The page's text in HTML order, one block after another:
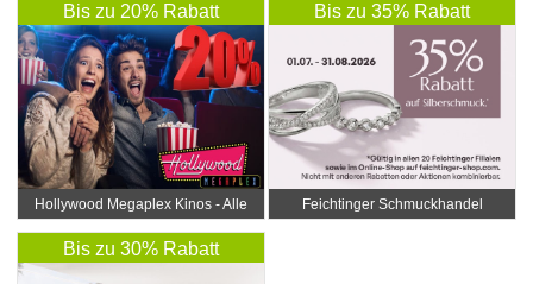
Bis zu 20% Rabatt
Hollywood Megaplex Kinos - Alle
Bis zu 35% Rabatt
Feichtinger Schmuckhandel
Bis zu 30% Rabatt